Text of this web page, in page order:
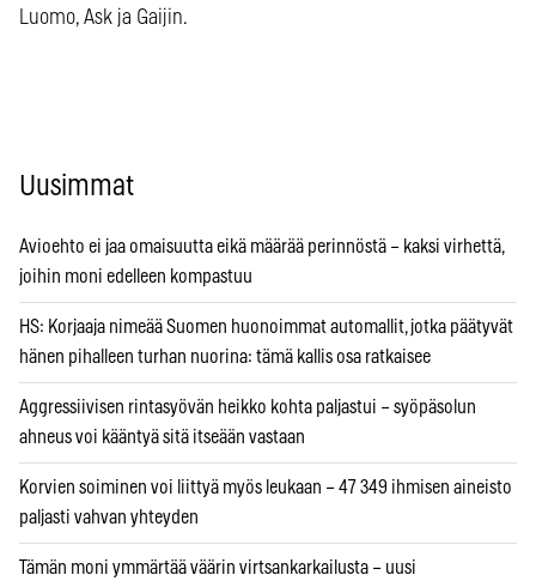
Luomo, Ask ja Gaijin.
Uusimmat
Avioehto ei jaa omaisuutta eikä määrää perinnöstä – kaksi virhettä,
joihin moni edelleen kompastuu
HS: Korjaaja nimeää Suomen huonoimmat automallit, jotka päätyvät
hänen pihalleen turhan nuorina: tämä kallis osa ratkaisee
Aggressiivisen rintasyövän heikko kohta paljastui – syöpäsolun
ahneus voi kääntyä sitä itseään vastaan
Korvien soiminen voi liittyä myös leukaan – 47 349 ihmisen aineisto
paljasti vahvan yhteyden
Tämän moni ymmärtää väärin virtsankarkailusta – uusi